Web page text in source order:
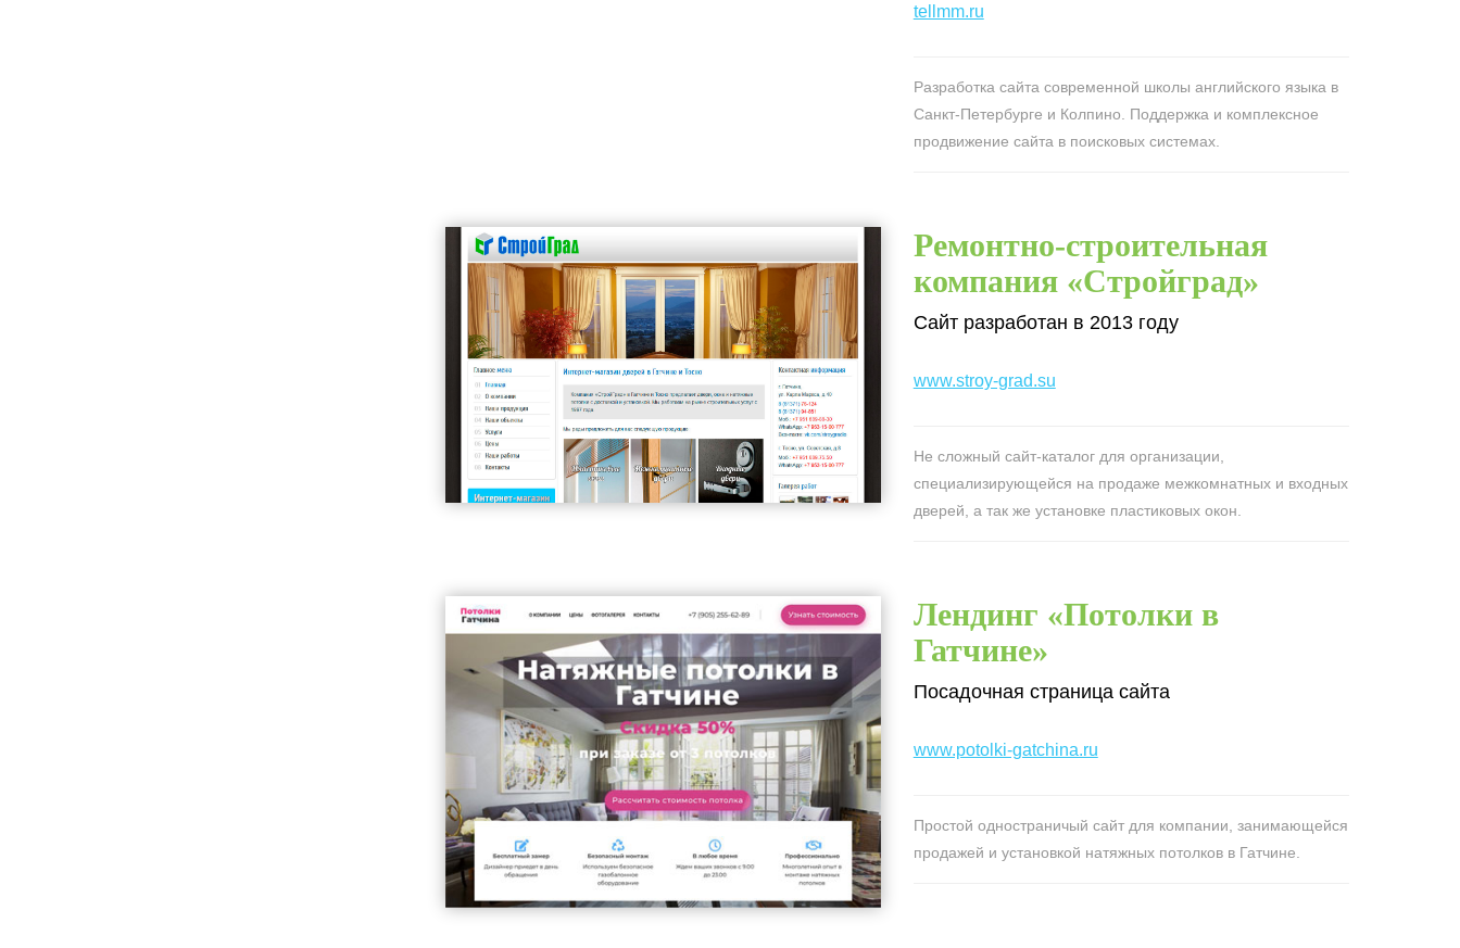
tellmm.ru
Разработка сайта современной школы английского языка в
Санкт-Петербурге и Колпино. Поддержка и комплексное
продвижение сайта в поисковых системах.
Ремонтно-строительная
компания «Стройград»
Сайт разработан в 2013 году
www.stroy-grad.su
Не сложный сайт-каталог для организации,
специализирующейся на продаже межкомнатных и входных
дверей, а так же установке пластиковых окон.
Лендинг «Потолки в
Гатчине»
Посадочная страница сайта
www.potolki-gatchina.ru
Простой одностраничый сайт для компании, занимающейся
продажей и установкой натяжных потолков в Гатчине.